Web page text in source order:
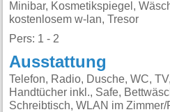
Minibar, Kosmetikspiegel,
kostenlosem w-lan, Tresor
Pers: 1 - 2
Ausstattung
Telefon, Radio, Dusche, WC,
Handtücher inkl., Safe,
Schreibtisch, WLAN im